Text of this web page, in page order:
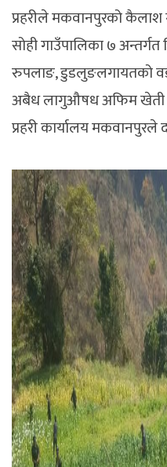
प्रहरीले मकवानपुरको कैलाश
सोही गाउँपालिका ७ अन्तर्गत
रुपलाङ, डुडलुङलगायतको
अबैध लागुऔषध अफिम खेती
प्रहरी कार्यालय मकवानपुरले